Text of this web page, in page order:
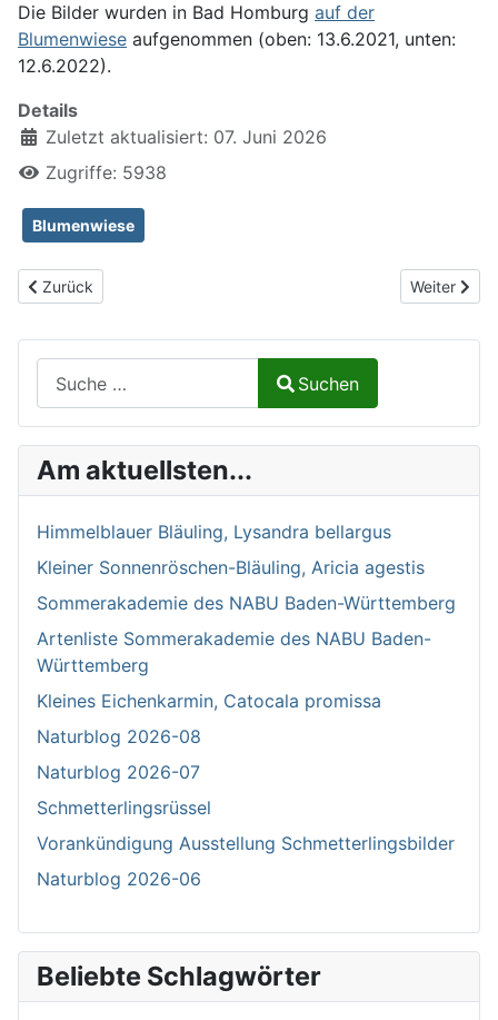
Die Bilder wurden in Bad Homburg auf der
Blumenwiese aufgenommen (oben: 13.6.2021, unten:
12.6.2022).
Details
Zuletzt aktualisiert: 07. Juni 2026
Zugriffe: 5938
Blumenwiese
Vorheriger Beitrag: Dunkle Erdhummel, Bombus terrestris
Zurück Nächster
Weiter
Type 2 or more characters for results.
Suchen
Am aktuellsten...
Himmelblauer Bläuling, Lysandra bellargus
Kleiner Sonnenröschen-Bläuling, Aricia agestis
Sommerakademie des NABU Baden-Württemberg
Artenliste Sommerakademie des NABU Baden-
Württemberg
Kleines Eichenkarmin, Catocala promissa
Naturblog 2026-08
Naturblog 2026-07
Schmetterlingsrüssel
Vorankündigung Ausstellung Schmetterlingsbilder
Naturblog 2026-06
Beliebte Schlagwörter